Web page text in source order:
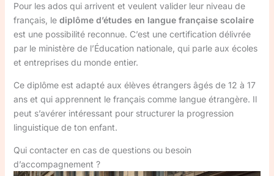
Pour les ados qui arrivent et veulent valider leur niveau de
français, le diplôme d’études en langue française scolaire
est une possibilité reconnue. C’est une certification délivrée
par le ministère de l’Éducation nationale, qui parle aux écoles
et entreprises du monde entier.
Ce diplôme est adapté aux élèves étrangers âgés de 12 à 17
ans et qui apprennent le français comme langue étrangère. Il
peut s’avérer intéressant pour structurer la progression
linguistique de ton enfant.
Qui contacter en cas de questions ou besoin
d’accompagnement ?